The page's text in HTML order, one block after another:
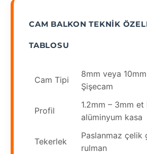
CAM BALKON TEKNIK
TABLOSU
Cam Tipi
8mm veya
Şişecam
Profil
1.2mm – 3mm et
alüminyum kasa
Tekerlek
Paslanmaz
rulman